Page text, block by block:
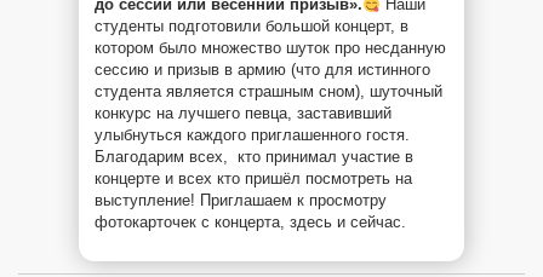
до сессии или весенний призыв».
Наши
студенты подготовили большой концерт, в
котором было множество шуток про несданную
сессию и призыв в армию (что для истинного
студента является страшным сном), шуточный
конкурс на лучшего певца, заставивший
улыбнуться каждого приглашенного гостя.
Благодарим всех, ​ кто принимал участие в​
концерте и всех кто пришёл посмотреть на
выступление! Приглашаем к просмотру
фотокарточек с концерта, здесь и сейчас.